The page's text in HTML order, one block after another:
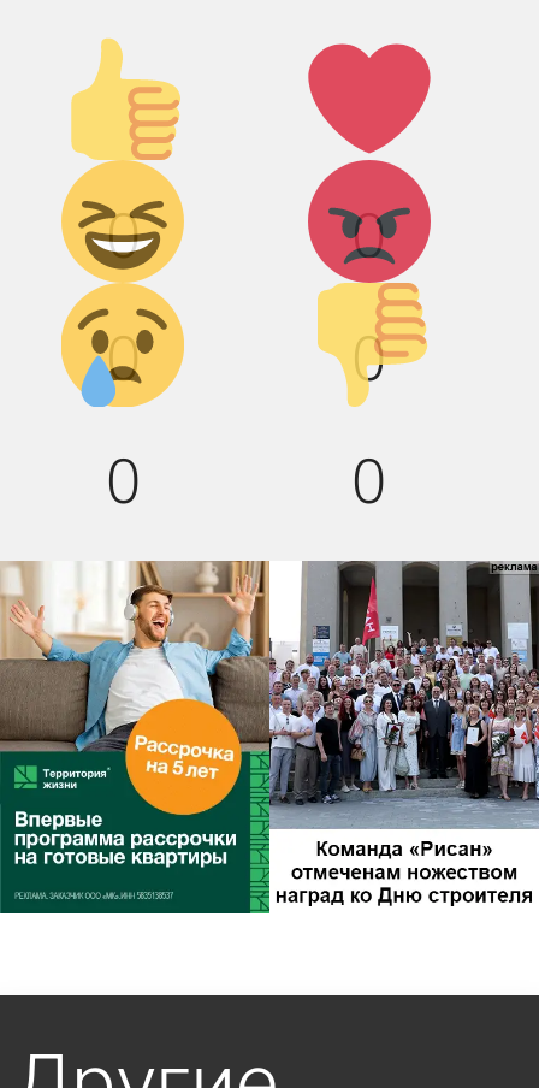
Палец
вверх!
0
Лайк!
0
Дикий
смех!
0
Агрессия!
0
Грусть :(
0
Палец
вниз!
0